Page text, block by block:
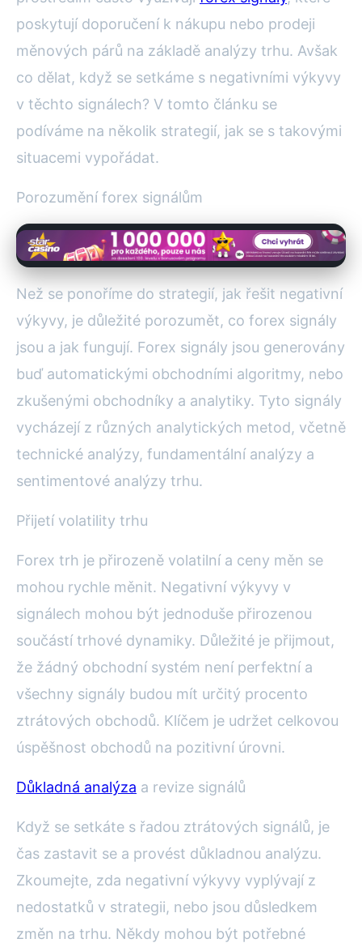
poskytují doporučení k nákupu nebo prodeji
měnových párů na základě analýzy trhu. Avšak
co dělat, když se setkáme s negativními výkyvy
v těchto signálech? V tomto článku se
podíváme na několik strategií, jak se s takovými
situacemi vypořádat.
Porozumění forex signálům
Než se ponoříme do strategií, jak řešit negativní
výkyvy, je důležité porozumět, co forex signály
jsou a jak fungují. Forex signály jsou generovány
buď automatickými obchodními algoritmy, nebo
zkušenými obchodníky a analytiky. Tyto signály
vycházejí z různých analytických metod, včetně
technické analýzy, fundamentální analýzy a
sentimentové analýzy trhu.
Přijetí volatility trhu
Forex trh je přirozeně volatilní a ceny měn se
mohou rychle měnit. Negativní výkyvy v
signálech mohou být jednoduše přirozenou
součástí trhové dynamiky. Důležité je přijmout,
že žádný obchodní systém není perfektní a
všechny signály budou mít určitý procento
ztrátových obchodů. Klíčem je udržet celkovou
úspěšnost obchodů na pozitivní úrovni.
Důkladná analýza a revize signálů
Když se setkáte s řadou ztrátových signálů, je
čas zastavit se a provést důkladnou analýzu.
Zkoumejte, zda negativní výkyvy vyplývají z
nedostatků v strategii, nebo jsou důsledkem
změn na trhu. Někdy mohou být potřebné